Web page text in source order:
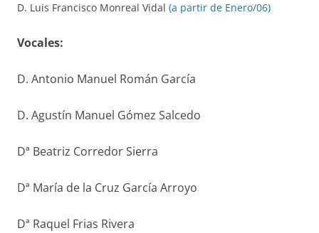
D. Luis Francisco Monreal Vidal (a partir de Enero/06)
Vocales:
D. Antonio Manuel Román García
D. Agustín Manuel Gómez Salcedo
Dª Beatriz Corredor Sierra
Dª María de la Cruz García Arroyo
Dª Raquel Frias Rivera